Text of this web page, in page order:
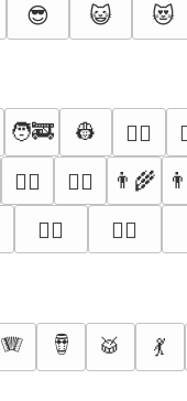
😎 😺 😻
🧑‍🚒 👷 👩‍⚕️
👨‍⚖️ 👨‍✈️ 👨‍🌾
💂‍♀️ 💂‍♂️
🪗 🪘 🥁 💃